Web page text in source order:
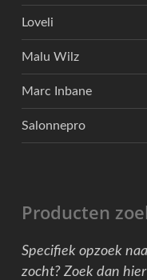
Loveli
Malu Wilz
Marc Inbane
Salonnepro
Producten
Specifiek opzoek
zocht? Zoek dan